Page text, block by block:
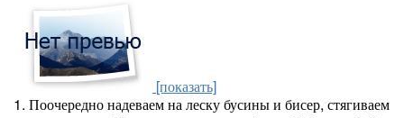
[показать]
1. Поочередно надеваем на леску бусины и бисер, стягиваем